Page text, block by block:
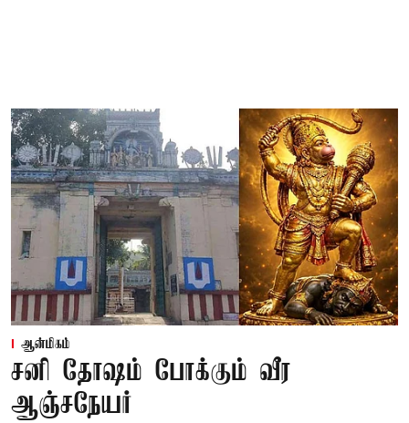
ஆன்மிகம்
சனி தோஷம் போக்கும் வீர
ஆஞ்சநேயர்